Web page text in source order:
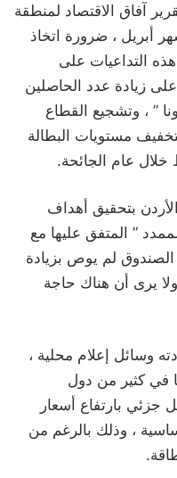
آفاق الاقتصاد لمنطقة
أبريل ، ضرورة اتخاذ
التداعيات على
زيادة عدد الحاصلين
” ، وتشجيع القطاع
مستويات البطالة
عام الجائحة.
بتحقيق أهداف
” المتفق عليها مع
الصندوق لم يوص بزيادة
يرى أن هناك حاجة
وسائل إعلام محلية ،
في كثير من دول
جزئي بارتفاع أسعار
، وذلك بالرغم من